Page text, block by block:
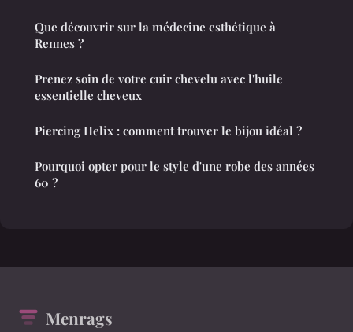
Que découvrir sur la médecine esthétique à
Rennes ?
Prenez soin de votre cuir chevelu avec l'huile
essentielle cheveux
Piercing Helix : comment trouver le bijou idéal ?
Pourquoi opter pour le style d'une robe des années
60 ?
Menrags